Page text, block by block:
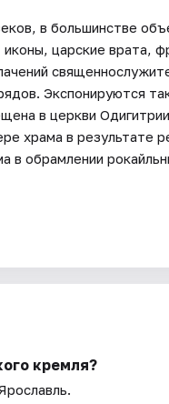
в большинстве
царские врата,
Экспонируются
в церкви
храма в результате
в обрамлении
кремля?